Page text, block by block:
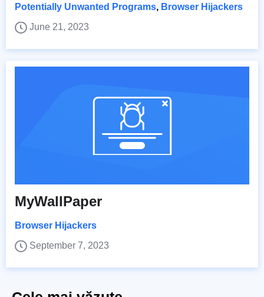
Potentially Unwanted Programs, Browser Hijackers
June 21, 2023
MyWallPaper
Browser Hijackers
September 7, 2023